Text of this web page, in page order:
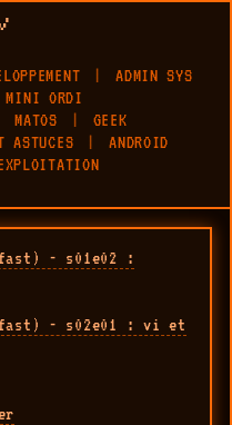
ADMIN SYS
MINI ORDI
MATOS
GEEK
ASTUCES
ANDROID
- s01e02 :
- s02e01 : vi et